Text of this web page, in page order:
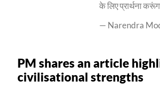
के लिए प्रार्थना
— Narendra
PM shares an article
civilisational strengths